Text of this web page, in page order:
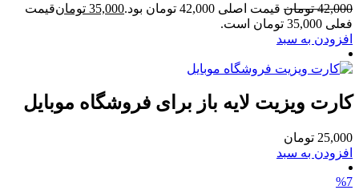
42,000 تومان قیمت اصلی 42,000 تومان بود. 35,000 تومانقیمت
فعلی 35,000 تومان است.
افزودن به سبد
کارت ویزیت لایه باز برای فروشگاه موبایل
25,000 تومان
افزودن به سبد
%7